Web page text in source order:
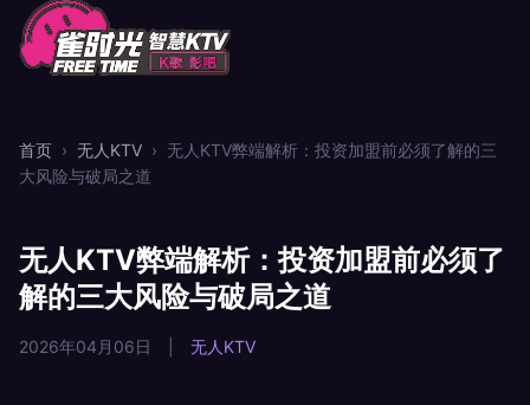
首页 › 无人KTV › 无人KTV弊端解析：投资加盟前必须了解的三
大风险与破局之道
无人KTV弊端解析：投资加盟前必须了
解的三大风险与破局之道
2026年04月06日 无人KTV